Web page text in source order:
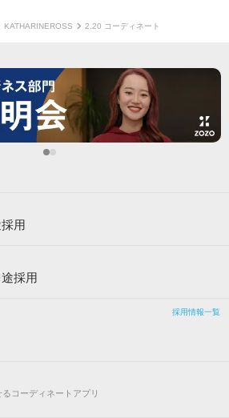
KATHARINEROSS 2.20 コーディネート
用
採用
採用情報一覧
コーディネートアプリ